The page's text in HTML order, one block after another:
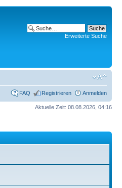
Erweiterte Suche
FAQ Registrieren Anmelden
Aktuelle Zeit: 08.08.2026, 04:16